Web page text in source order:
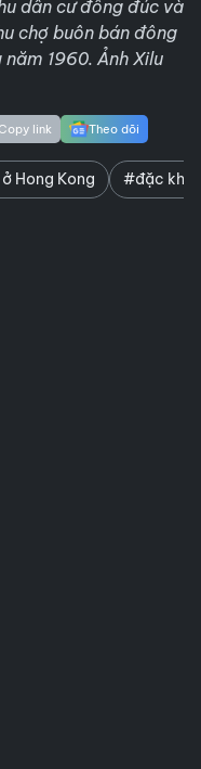
dân cư đông đúc và
chợ buôn bán đông
1960. Ảnh Xilu
link Theo dõi
Hong Kong #đặc khu